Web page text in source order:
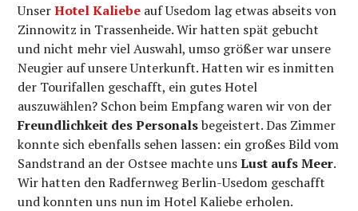
UnserHotel Kaliebe auf Usedom lag etwas abseits von
Zinnowitz in Trassenheide. Wir hatten spät gebucht
und nicht mehr viel Auswahl, umso größer war unsere
Neugier auf unsere Unterkunft. Hatten wir es inmitten
der Tourifallen geschafft, ein gutes Hotel
auszuwählen? Schon beim Empfang waren wir von der
Freundlichkeit des Personalsbegeistert. Das Zimmer
konnte sich ebenfalls sehen lassen: ein großes Bild vom
Sandstrand an der Ostsee machte unsLust aufs Meer.
Wir hatten den Radfernweg Berlin-Usedom geschafft
und konnten uns nun im Hotel Kaliebe erholen.